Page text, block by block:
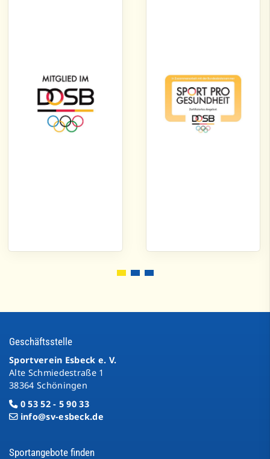
Geschäftsstelle
Sportverein Esbeck e. V.
Alte Schmiedestraße 1
38364 Schöningen
0 53 52 - 5 90 33
info@sv-esbeck.de
Sportangebote finden